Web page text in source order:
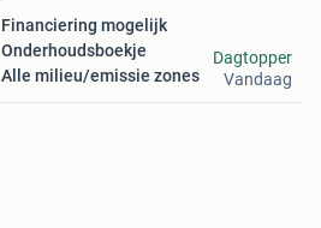
Financiering mogelijk
Onderhoudsboekje
Alle milieu/emissie zones
Dagtopper
Vandaag